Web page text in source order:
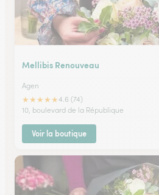
Mellibis Renouveau
Agen
★★★★★4.6 (74)
10, boulevard de la République
Voir la boutique